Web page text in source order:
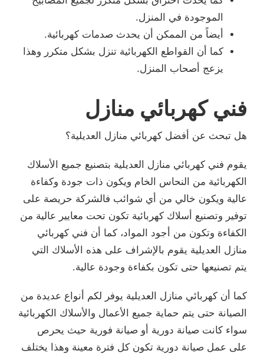
الموجودة في المنزل.
أيضاً من الممكن أن يحدث صدمات كهربائية.
كما أن القواطع الكهربائية تنزل بشكل متكرر وهذا
يزعج أصحاب المنزل.
فني كهربائي منازل
هل تبحث عن أفضل كهربائي منازل العديلية؟
يقوم فني كهربائي منازل العديلية بتصنيع جميع الأسلاك
الكهربائية من النحاس الخام ويكون ذات جودة وكفاءة
عالية ويكون خالي من أي شوائب فالشركة حريصة على
توفير وتصنيع أسلاك كهربائية تكون تحت معايير عالية من
الكفاءة وتكون من أجود المواد، كما أن فني كهربائي
منازل العديلية يقوم بالإشراف على هذه الأسلاك التي
يتم تصنيعها حتى تكون بكفاءة وجودة عالية.
كما أن كهربائي منازل العديلية يوفر لكم أنواع عديدة من
الصيانة حتى يتم حماية جميع الأعمال والأسلاك الكهربائية
سواء كانت صيانة دورية أو صيانة فورية حيث يحرص
على عمل صيانة دورية تكون كل فترة معينة وهذا يختلف